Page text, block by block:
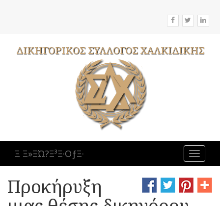
ΔΙΚΗΓΟΡΙΚΟΣ ΣΥΛΛΟΓΟΣΧΑΛΚΙΔΙΚΗΣ
Toggle
Ξ Ξ»ΞΏ?Ξ³Ξ·ΟƒΞ·
Προκήρυξη